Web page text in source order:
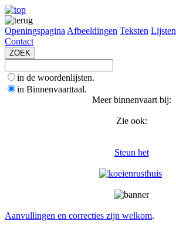
Openingspagina Afbeeldingen Teksten Lijsten
Contact
in de woordenlijsten.
in Binnenvaarttaal.
Meer binnenvaart bij:
Zie ook:
Steun het
Aanvullingen en correcties zijn welkom.